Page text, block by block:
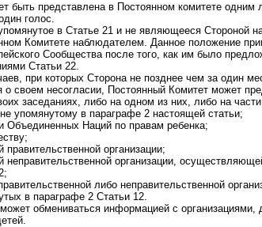
быть представлена в Постоянном комитете одним
голос.
в Статье 21 и не являющееся Стороной
Комитете наблюдателем. Данное положение
Сообщества после того, как им было
Статьи 22.
при которых Сторона не позднее чем за один
о своем несогласии, Постоянный Комитет может
заседаниях, либо на одном из них, либо на
упомянутому в параграфе 2 настоящей статьи;
Объединенных Наций по правам ребенка;
организации;
организации,
либо неправительственной
в параграфе 2 Статьи 12.
обмениваться информацией с организациями,